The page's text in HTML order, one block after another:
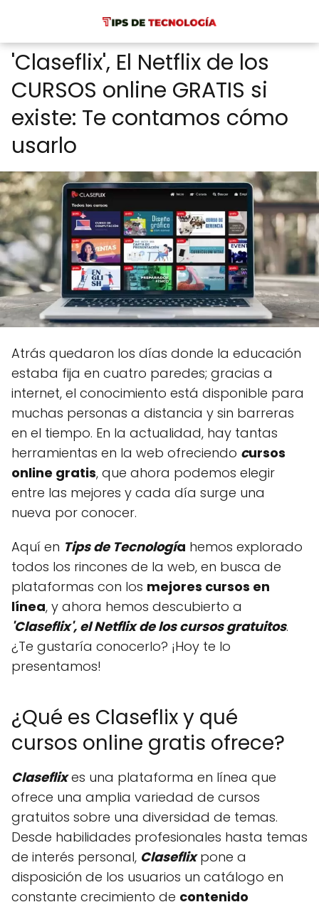
'Claseflix', El Netflix de los
CURSOS online GRATIS si
existe: Te contamos cómo
usarlo
Atrás quedaron los días donde la educación
estaba fija en cuatro paredes; gracias a
internet, el conocimiento está disponible para
muchas personas a distancia y sin barreras
en el tiempo. En la actualidad, hay tantas
herramientas en la web ofreciendo cursos
online gratis, que ahora podemos elegir
entre las mejores y cada día surge una
nueva por conocer.
Aquí en Tips de Tecnología hemos explorado
todos los rincones de la web, en busca de
plataformas con los mejores cursos en
línea, y ahora hemos descubierto a
'Claseflix', el Netflix de los cursos gratuitos.
¿Te gustaría conocerlo? ¡Hoy te lo
presentamos!
¿Qué es Claseflix y qué
cursos online gratis ofrece?
Claseflixes una plataforma en línea que
ofrece una amplia variedad de cursos
gratuitos sobre una diversidad de temas.
Desde habilidades profesionales hasta temas
de interés personal, Claseflixpone a
disposición de los usuarios un catálogo en
constante crecimiento de contenido